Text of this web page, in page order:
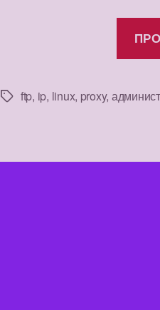
Метки
ftp, ip, linux, proxy,